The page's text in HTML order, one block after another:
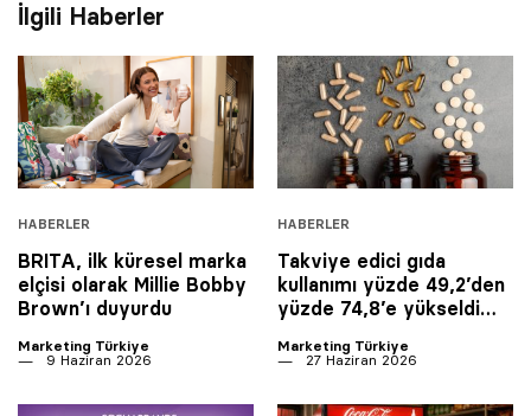
İlgili Haberler
HABERLER
BRITA, ilk küresel marka
elçisi olarak Millie Bobby
Brown’ı duyurdu
Marketing Türkiye
9 Haziran 2026
HABERLER
Takviye edici gıda
kullanımı yüzde 49,2’den
yüzde 74,8’e yükseldi…
Marketing Türkiye
27 Haziran 2026